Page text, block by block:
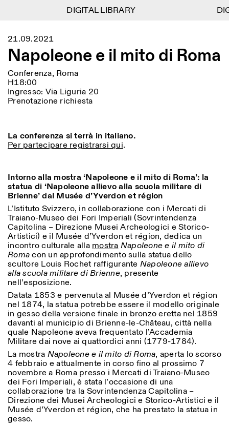
Menu
Lingua EN IT DE
FR
Calendario
Istituto Svizzero
Ricerca
Blog
Organizzazione
Biblioteca
NEWSLETTER
Registrati alla nostra newsletter per ricevere
informazioni sui nostri eventi
Facebook Instagram Linkedin Vimeo
Privacy Policy
Information
ISTITUTO SVIZZERO
ROMA
Villa Maraini
vicino alla metro A fermata
Barberini
LUN-VEN
09:00–13:30, 14:30–18:00
ORARI MOSTRE:
Atlas Studios
Mercoledì/Venerdì: 14:30-
18:30
Giovedì: 14:30-20:00
Sabato/Domenica: 11:00-
18:30
VISITE GUIDATE:
Solo su prenotazione
(italiano, inglese)
Per prenotazioni:
visite@istitutosvizzero.it
Ingresso non consentito
agli animali
Filtri
Area di appartenenza
Reset
Arte
Luogo
Categoria
Antropologia
Archeologia
Architettura
Astrofisica
Book launch
Altre opzioni...
Durata (giorni)
1
> 1
21.09.2021
Napoleone e il mito di Roma
Conferenza, Roma
H18:00
Ingresso: Via Liguria 20
Prenotazione richiesta
La conferenza si terrà in italiano.
Per partecipare registrarsi qui.
Intorno alla mostra ‘Napoleone e il mito di Roma’: la
statua di ‘Napoleone allievo alla scuola militare di
Brienne’ dal Musée d’Yverdon et région
L’Istituto Svizzero, in collaborazione con i Mercati di
Traiano-Museo dei Fori Imperiali (Sovrintendenza
Capitolina – Direzione Musei Archeologici e Storico-
Artistici) e il Musée d’Yverdon et région, dedica un
incontro culturale alla mostra Napoleone e il mito di
Romacon un approfondimento sulla statua dello
scultore Louis Rochet raffigurante Napoleone allievo
alla scuola militare di Brienne, presente
nell’esposizione.
Datata 1853 e pervenuta al Musée d’Yverdon et région
nel 1874, la statua potrebbe essere il modello originale
in gesso della versione finale in bronzo eretta nel 1859
davanti al municipio di Brienne-le-Château, città nella
quale Napoleone aveva frequentato l’Accademia
Militare dai nove ai quattordici anni (1779-1784).
La mostra Napoleone e il mito di Roma, aperta lo scorso
4 febbraio e attualmente in corso fino al prossimo 7
novembre a Roma presso i Mercati di Traiano-Museo
dei Fori Imperiali, è stata l’occasione di una
collaborazione tra la Sovrintendenza Capitolina –
Direzione dei Musei Archeologici e Storico-Artistici e il
Musée d’Yverdon et région, che ha prestato la statua in
gesso.
DIGITAL LIBRARY
DIGITAL LIBRARY